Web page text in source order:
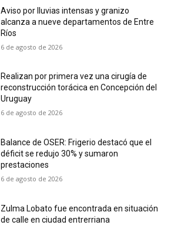
Aviso por lluvias intensas y granizo
alcanza a nueve departamentos de Entre
Ríos
6 de agosto de 2026
Realizan por primera vez una cirugía de
reconstrucción torácica en Concepción del
Uruguay
6 de agosto de 2026
Balance de OSER: Frigerio destacó que el
déficit se redujo 30% y sumaron
prestaciones
6 de agosto de 2026
Zulma Lobato fue encontrada en situación
de calle en ciudad entrerriana